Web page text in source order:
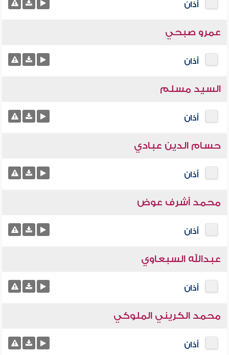
أذان
عمرو صبحي
أذان
السيد مسلم
أذان
حسام الدين عبادي
أذان
محمد أشرف عوض
أذان
عبدالله السبعاوي
أذان
محمد الكريني الملوكي
أذان